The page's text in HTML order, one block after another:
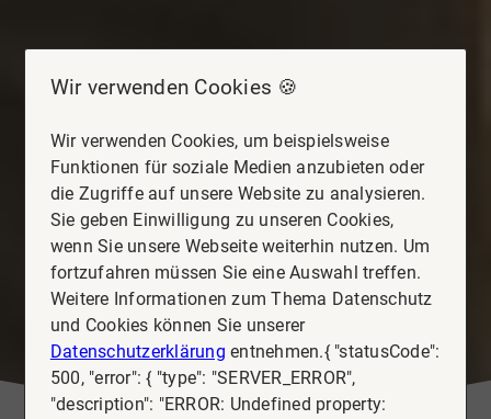
Wir verwenden Cookies 🍪
Wir verwenden Cookies, um beispielsweise
Funktionen für soziale Medien anzubieten oder
die Zugriffe auf unsere Website zu analysieren.
Sie geben Einwilligung zu unseren Cookies,
wenn Sie unsere Webseite weiterhin nutzen. Um
fortzufahren müssen Sie eine Auswahl treffen.
Weitere Informationen zum Thema Datenschutz
und Cookies können Sie unserer
Datenschutzerklärung entnehmen.{ "statusCode":
500, "error": { "type": "SERVER_ERROR",
"description": "ERROR: Undefined property: